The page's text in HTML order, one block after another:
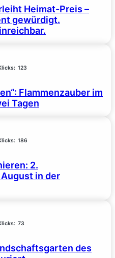
Heimat-Preis –
gewürdigt.
123
Flammenzauber im
Tagen
186
2.
in der
73
des